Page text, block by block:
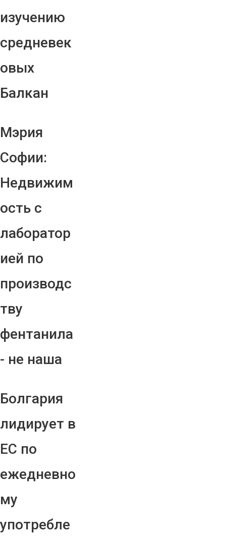
изучению
средневек
овых
Балкан
Мэрия
Софии:
Недвижим
ость с
лаборатор
ией по
производс
тву
фентанила
- не наша
Болгария
лидирует в
ЕС по
ежедневно
му
употребле